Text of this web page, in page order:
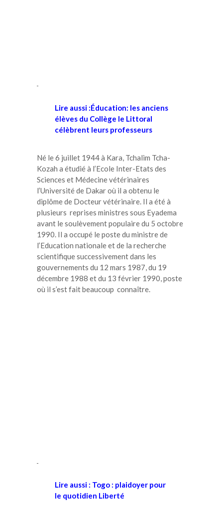
Lire aussi :Éducation: les anciens
élèves du Collège le Littoral
célèbrent leurs professeurs
Né le 6 juillet 1944 à Kara, Tchalim Tcha-
Kozah a étudié à l’Ecole Inter-Etats des
Sciences et Médecine vétérinaires
l’Université de Dakar où il a obtenu le
diplôme de Docteur vétérinaire. Il a été à
plusieurs reprises ministres sous Eyadema
avant le soulèvement populaire du 5 octobre
1990. Il a occupé le poste du ministre de
l’Education nationale et de la recherche
scientifique successivement dans les
gouvernements du 12 mars 1987, du 19
décembre 1988 et du 13 février 1990, poste
où il s’est fait beaucoup connaître.
Lire aussi : Togo : plaidoyer pour
le quotidien Liberté